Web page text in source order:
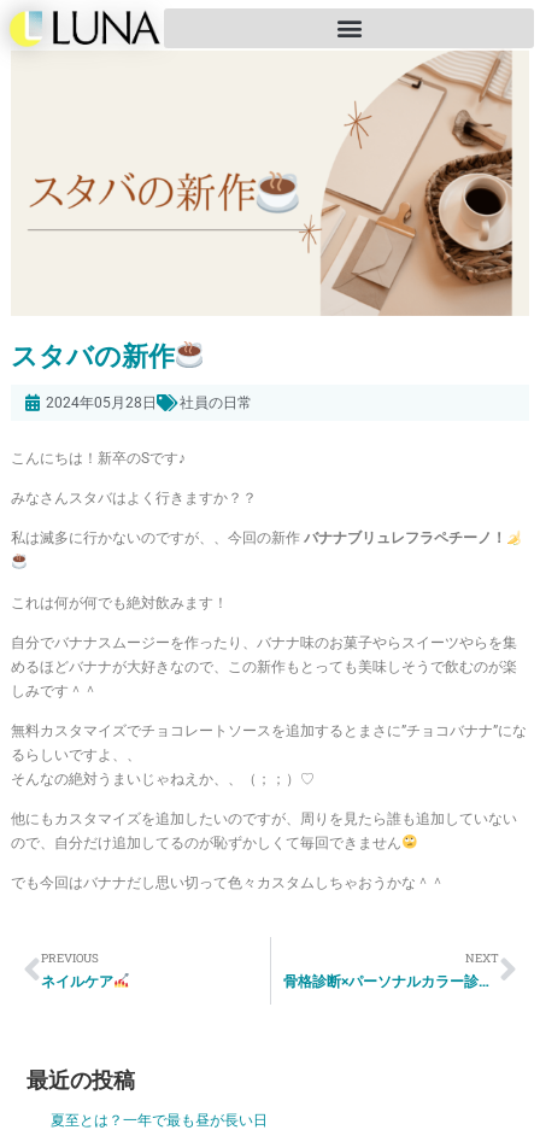
スタバの新作
2024年05月28日 社員の日常
こんにちは！新卒のSです♪
みなさんスタバはよく行きますか？？
私は滅多に行かないのですが、、今回の新作 バナナブリュレフラペチーノ！
これは何が何でも絶対飲みます！
自分でバナナスムージーを作ったり、バナナ味のお菓子やらスイーツやらを集
めるほどバナナが大好きなので、この新作もとっても美味しそうで飲むのが楽
しみです＾＾
無料カスタマイズでチョコレートソースを追加するとまさに”チョコバナナ”にな
るらしいですよ、、
そんなの絶対うまいじゃねえか、、（；；）♡
他にもカスタマイズを追加したいのですが、周りを見たら誰も追加していない
ので、自分だけ追加してるのが恥ずかしくて毎回できません
でも今回はバナナだし思い切って色々カスタムしちゃおうかな＾＾
PREVIOUS
ネイルケア
NEXT
骨格診断×パーソナルカラー診断①
最近の投稿
夏至とは？一年で最も昼が長い日